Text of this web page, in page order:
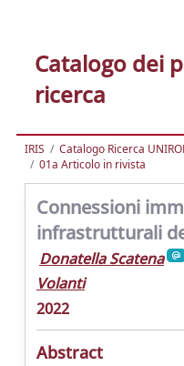
Catalogo dei
ricerca
IRIS Catalogo Ricerca
01a Articolo in rivista
Connessioni
infrastrutturali
Donatella Scatena
Volanti
2022
Abstract